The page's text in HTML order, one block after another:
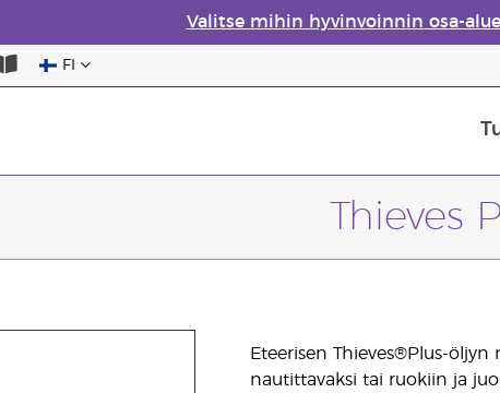
Valitse mihin hyvinvoinnin osa-
FI
Thieves
Eteerisen Thieves®Plus-
nautittavaksi tai ruokiin ja